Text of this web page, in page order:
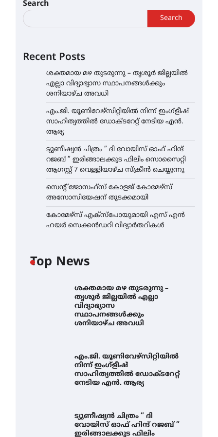
Search
Search
Recent Posts
ശക്തമായ മഴ തുടരുന്നു – തൃശൂർ ജില്ലയിൽ
എല്ലാ വിദ്യാഭ്യാസ സ്ഥാപനങ്ങൾക്കും
ശനിയാഴ്ച അവധി
എം.ജി. യൂണിവേഴ്‌സിറ്റിയിൽ നിന്ന് ഇംഗ്ളീഷ്
സാഹിത്യത്തിൽ ഡോക്ടറേറ്റ് നേടിയ എൻ.
ആര്യ
ട്യുണീഷ്യൻ ചിത്രം ” ദി വോയിസ് ഓഫ് ഹിന്ദ്
റജബ് ” ഇരിങ്ങാലക്കുട ഫിലിം സൊസൈറ്റി
ആഗസ്റ്റ് 7 വെള്ളിയാഴ്ച സ്‌ക്രീൻ ചെയ്യുന്നു
സെന്റ് ജോസഫ്സ് കോളജ് കോമേഴ്‌സ്
അസോസിയേഷന് തുടക്കമായി
കോമേഴ്സ് എക്സ്പോയുമായി എസ് എൻ
ഹയർ സെക്കൻഡറി വിദ്യാർത്ഥികൾ
Top News
ശക്തമായ മഴ തുടരുന്നു –
തൃശൂർ ജില്ലയിൽ എല്ലാ
വിദ്യാഭ്യാസ
സ്ഥാപനങ്ങൾക്കും
ശനിയാഴ്ച അവധി
എം.ജി. യൂണിവേഴ്‌സിറ്റിയിൽ
നിന്ന് ഇംഗ്ളീഷ്
സാഹിത്യത്തിൽ ഡോക്ടറേറ്റ്
നേടിയ എൻ. ആര്യ
ട്യുണീഷ്യൻ ചിത്രം ” ദി
വോയിസ് ഓഫ് ഹിന്ദ് റജബ് ”
ഇരിങ്ങാലക്കുട ഫിലിം